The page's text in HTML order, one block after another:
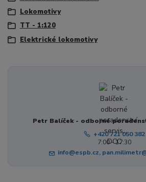
Lokomotivy
TT - 1:120
Elektrické lokomotivy
Petr Balíček - odborné
+420 721 050 382
7:00 - 17:30
info@espb.cz,